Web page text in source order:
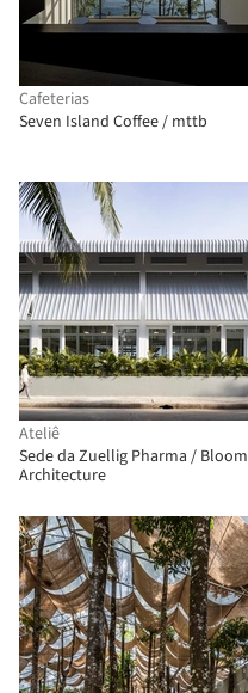
Cafeterias
Seven Island Coffee / mttb
Ateliê
Sede da Zuellig Pharma / Bloom
Architecture